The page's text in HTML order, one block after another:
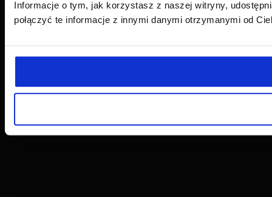
Informacje o tym, jak korzystasz z naszej witryny,
połączyć te informacje z innymi danymi otrzymanymi od